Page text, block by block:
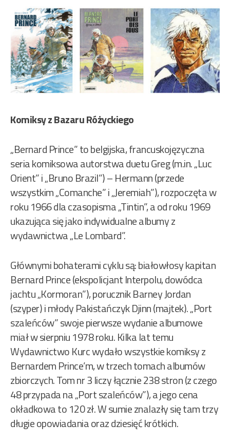
Komiksy z Bazaru Różyckiego
„Bernard Prince” to belgijska, francuskojęzyczna
seria komiksowa autorstwa duetu Greg (m.in. „Luc
Orient” i „Bruno Brazil”) – Hermann (przede
wszystkim „Comanche” i „Jeremiah”), rozpoczęta w
roku 1966 dla czasopisma „Tintin”, a od roku 1969
ukazująca się jako indywidualne albumy z
wydawnictwa „Le Lombard”.
Głównymi bohaterami cyklu są: białowłosy kapitan
Bernard Prince (ekspolicjant Interpolu, dowódca
jachtu „Kormoran”), porucznik Barney Jordan
(szyper) i młody Pakistańczyk Djinn (majtek). „Port
szaleńców” swoje pierwsze wydanie albumowe
miał w sierpniu 1978 roku. Kilka lat temu
Wydawnictwo Kurc wydało wszystkie komiksy z
Bernardem Prince’m, w trzech tomach albumów
zbiorczych. Tom nr 3 liczy łącznie 238 stron (z czego
48 przypada na „Port szaleńców”), a jego cena
okładkowa to 120 zł. W sumie znalazły się tam trzy
długie opowiadania oraz dziesięć krótkich.